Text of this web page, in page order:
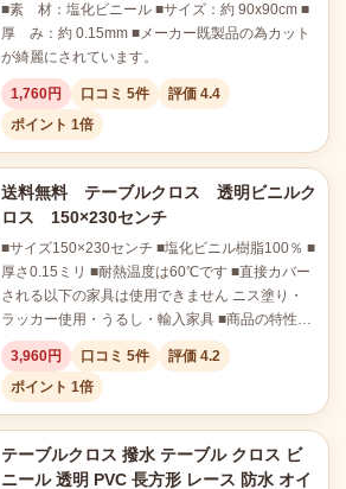
■素 材：塩化ビニール ■サイズ：約 90x90cm ■
厚 み：約 0.15mm ■メーカー既製品の為カット
が綺麗にされています。
1,760円 口コミ 5件
評価 4.4
ポイント 1倍
送料無料 テーブルクロス 透明ビニルク
ロス 150×230センチ
■サイズ150×230センチ ■塩化ビニル樹脂100％ ■
厚さ0.15ミリ ■耐熱温度は60℃です ■直接カバー
される以下の家具は使用できません ニス塗り・
ラッカー使用・うるし・輸入家具 ■商品の特性…
3,960円 口コミ 5件
評価 4.2
ポイント 1倍
テーブルクロス 撥水 テーブル クロス ビ
ニール 透明 PVC 長方形 レース 防水 オイ